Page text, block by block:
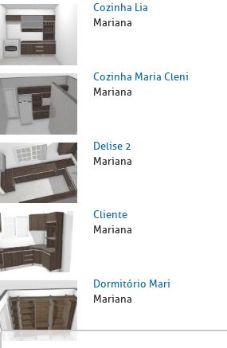
Cozinha Lia
Mariana
Cozinha Maria Cleni
Mariana
Delise 2
Mariana
Cliente
Mariana
Dormitório Mari
Mariana